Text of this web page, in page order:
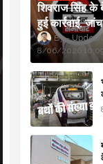
शिवराज सिंह के
हुई कार्रवाई,
8/06/2026